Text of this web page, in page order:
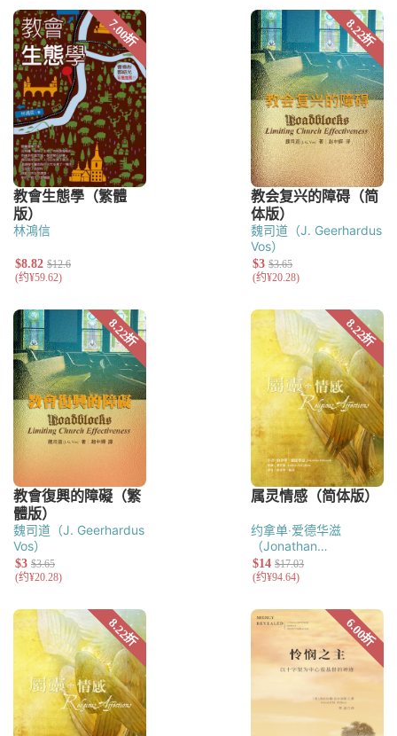
林鴻信
魏司道（J. Geerhardus
Vos）
魏司道（J. Geerhardus
Vos）
约拿单‧爱德华滋
（Jonathan
Edwards）